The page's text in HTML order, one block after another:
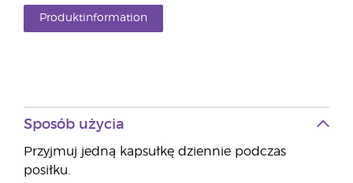
Produktinformation
Sposób użycia
Przyjmuj jedną kapsułkę dziennie podczas
posiłku.